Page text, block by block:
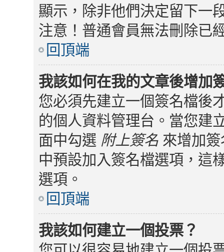
顯示，除非他們決定留下一
注意！普通會員無法刪除已
回頂端
我該如何在我的文章後增加
您必須先建立一個簽名檔後
的個人資料管理台。當您建
面中勾選 附上簽名 來增加
中預設加入簽名檔選項，這
選項。
回頂端
我該如何建立一個投票？